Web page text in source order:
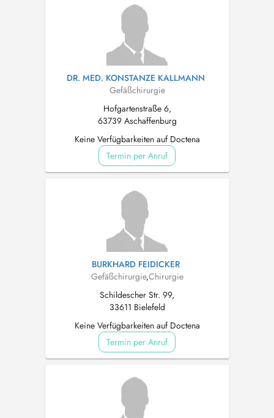
DR. MED. KONSTANZE KALLMANN
Gefäßchirurgie
Hofgartenstraße 6,
63739 Aschaffenburg
Keine Verfügbarkeiten auf Doctena
Termin per Anruf
BURKHARD FEIDICKER
Gefäßchirurgie,Chirurgie
Schildescher Str. 99,
33611 Bielefeld
Keine Verfügbarkeiten auf Doctena
Termin per Anruf